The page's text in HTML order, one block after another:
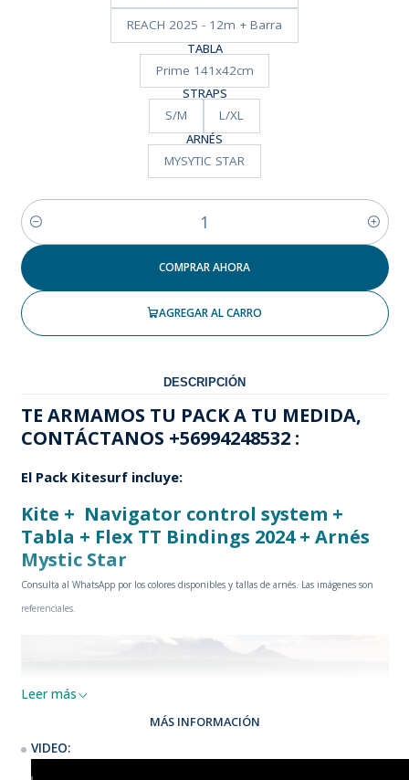
REACH 2025 - 12m + Barra
TABLA
Prime 141x42cm
STRAPS
S/M
L/XL
ARNÉS
MYSYTIC STAR
Cantidad
AGREGAR AL CARRO
COMPRAR AHORA
DESCRIPCIÓN
TE ARMAMOS TU PACK A TU MEDIDA,
CONTÁCTANOS +56994248532 :
El Pack Kitesurf incluye:
Kite + Navigator control system +
Tabla + Flex TT Bindings 2024+ Arnés
Mystic Star
Consulta al WhatsApp por los colores disponibles y tallas de arnés. Las imágenes son
referenciales.
Leer más
MÁS INFORMACIÓN
VIDEO: